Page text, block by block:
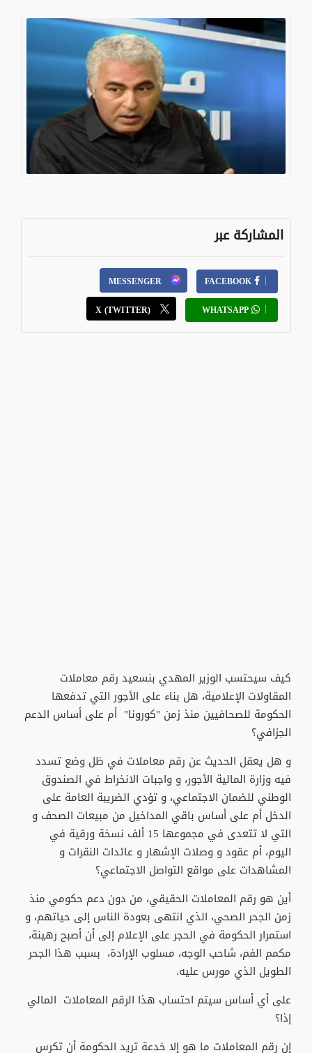
المشاركة عبر
FACEBOOK
MESSENGER
WHATSAPP
X (TWITTER)
كيف سيحتسب الوزير المهدي بنسعيد رقم معاملات
المقاولات الإعلامية، هل بناء على الأجور التي تدفعها
الحكومة للصحافيين منذ زمن "كورونا" أم على أساس الدعم
الجزافي؟
و هل يعقل الحديث عن رقم معاملات في ظل وضع تسدد
فيه وزارة المالية الأجور، و واجبات الانخراط في الصندوق
الوطني للضمان الاجتماعي، و تؤدي الضريبة العامة على
الدخل أم على أساس باقي المداخيل من مبيعات الصحف و
التي لا تتعدى في مجموعها 15 ألف نسخة ورقية في
اليوم، أم عقود و وصلات الإشهار و عائدات النقرات و
المشاهدات على مواقع التواصل الاجتماعي؟
أين هو رقم المعاملات الحقيقي، من دون دعم حكومي منذ
زمن الجحر الصحي، الذي انتهى بعودة الناس إلى حياتهم، و
استمرار الحكومة في الحجر على الإعلام إلى أن أصبح رهينة،
مكمم الفم، شاحب الوجه، مسلوب الإرادة، بسبب هذا الجحر
الطويل الذي مورس عليه.
على أي أساس سيتم احتساب هذا الرقم المعاملات المالي
إذا؟
إن رقم المعاملات ما هو إلا خدعة تريد الحكومة أن تكرس